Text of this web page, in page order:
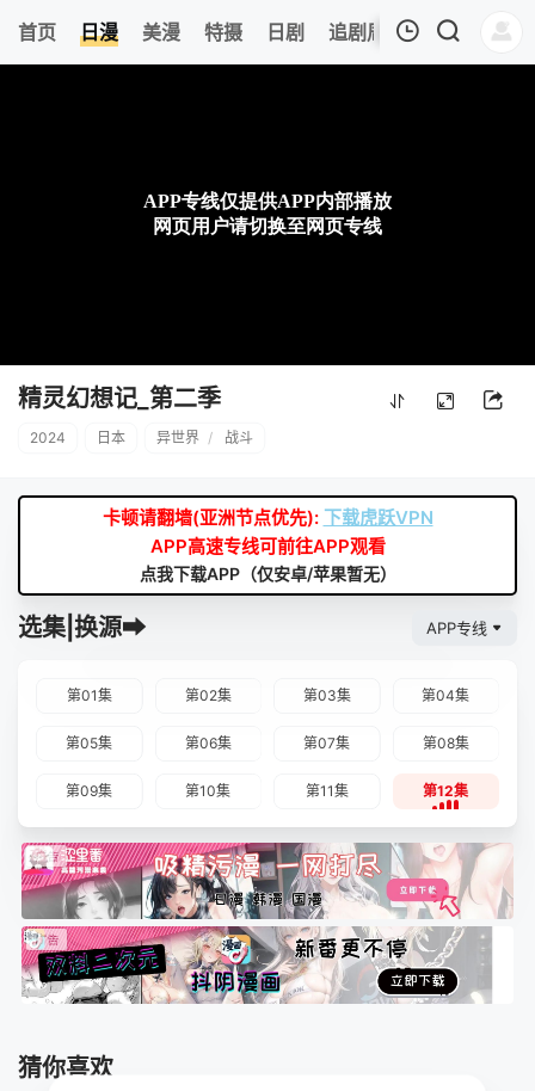
首页 日漫 美漫 特摄 日剧 追剧周表 今日更新
精灵幻想记_第二季
2024 日本 异世界 / 战斗
卡顿请翻墙(亚洲节点优先): 下载虎跃VPN
APP高速专线可前往APP观看
点我下载APP（仅安卓/苹果暂无）
选集|换源➡ APP专线
第01集 第02集 第03集 第04集
第05集 第06集 第07集 第08集
第09集 第10集 第11集 第12集
猜你喜欢